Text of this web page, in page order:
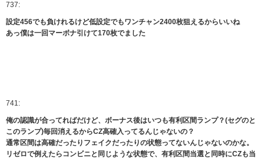
737:
設定456でも負けれるけど低設定でもワンチャン2400枚狙えるからいいね
あっ僕は一回マーボナ引けて170枚でました
741:
俺の認識が合ってればだけど、ボーナス後はいつも有利区間ランプ？(セグのと
このランプ)毎回消えるからCZ高確入ってるんじゃないの？
通常区間は高確だったりフェイクだったりの状態ってないんじゃないのかな。
リゼロで例えたらコンビニと同じような状態で、有利区間当選と同時にCZも当